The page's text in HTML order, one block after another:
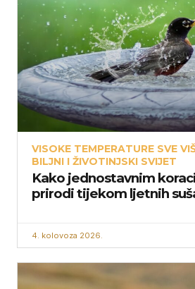
VISOKE TEMPERATURE SVE
BILJNI I ŽIVOTINJSKI SVIJET
Kako jednostavnim
prirodi tijekom ljetnih
4. kolovoza 2026.